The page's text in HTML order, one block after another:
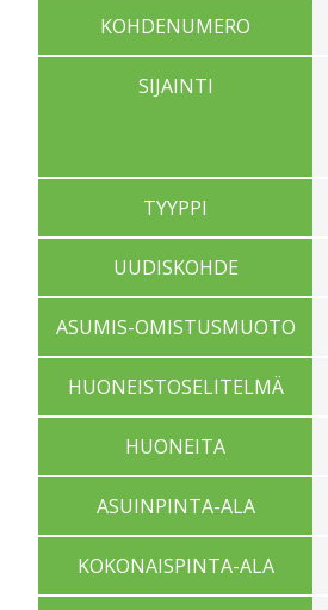
KOHDENUMERO
SIJAINTI
TYYPPI
UUDISKOHDE
ASUMIS-OMISTUSMUOTO
HUONEISTOSELITELMÄ
HUONEITA
ASUINPINTA-ALA
KOKONAISPINTA-ALA